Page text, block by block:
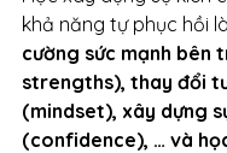
khả năng tự phục hồi
cường sức mạnh bên
strengths), thay đổi
(mindset), xây dựng
(confidence), … và